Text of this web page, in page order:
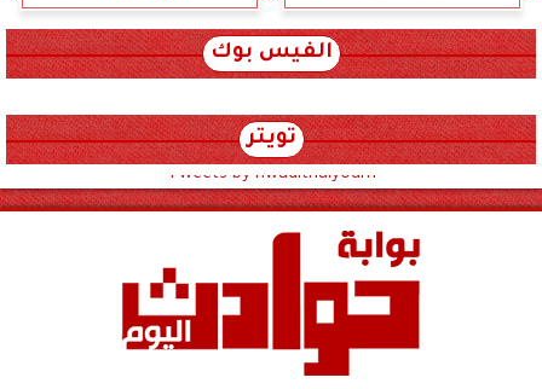
الفيس بوك
تويتر
Tweets by hwadithalyoum